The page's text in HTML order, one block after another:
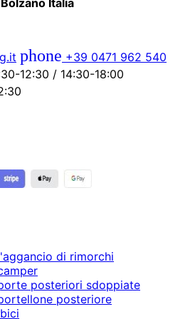
phone +39 0471 962 540
12:30 / 14:30-18:00
di rimorchi
posteriori sdoppiate
posteriore